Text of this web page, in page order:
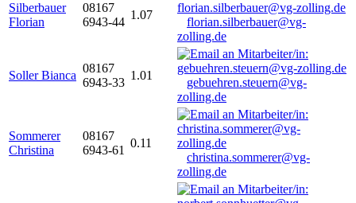
Silberbauer
Florian
08167
6943-44
1.07
florian.silberbauer@vg-
zolling.de
Soller Bianca
08167
6943-33
1.01
gebuehren.steuern@vg-
zolling.de
Sommerer
Christina
08167
6943-61
0.11
christina.sommerer@vg-
zolling.de